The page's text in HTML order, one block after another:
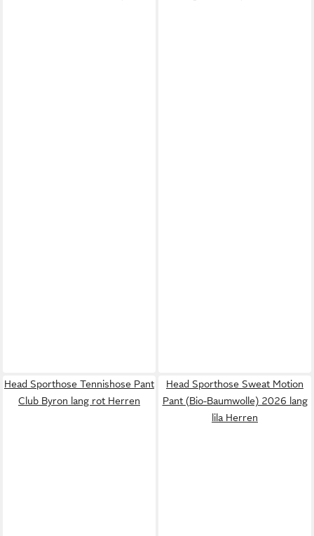
Head Sporthose Tennishose Pant
Club Byron lang rot Herren
Head Sporthose Sweat Motion
Pant (Bio-Baumwolle) 2026 lang
lila Herren